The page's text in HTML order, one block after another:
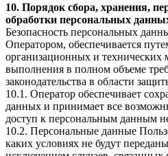
10. Порядок сбора, хранения,
обработки персональных
Безопасность персональных
Оператором, обеспечивается
организационных и технических
выполнения в полном объеме
законодательства в области
10.1. Оператор обеспечивает
данных и принимает все
доступ к персональным данным
10.2. Персональные данные
каких условиях не будут